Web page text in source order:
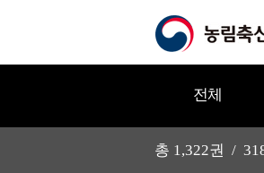
전체
총 1,322권 /